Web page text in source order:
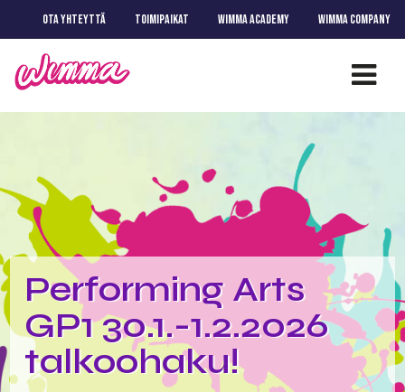
OTA YHTEYTTÄ TOIMIPAIKAT WIMMA ACADEMY WIMMA COMPANY
Performing Arts
GP1 30.1.-1.2.2026
talkoohaku!